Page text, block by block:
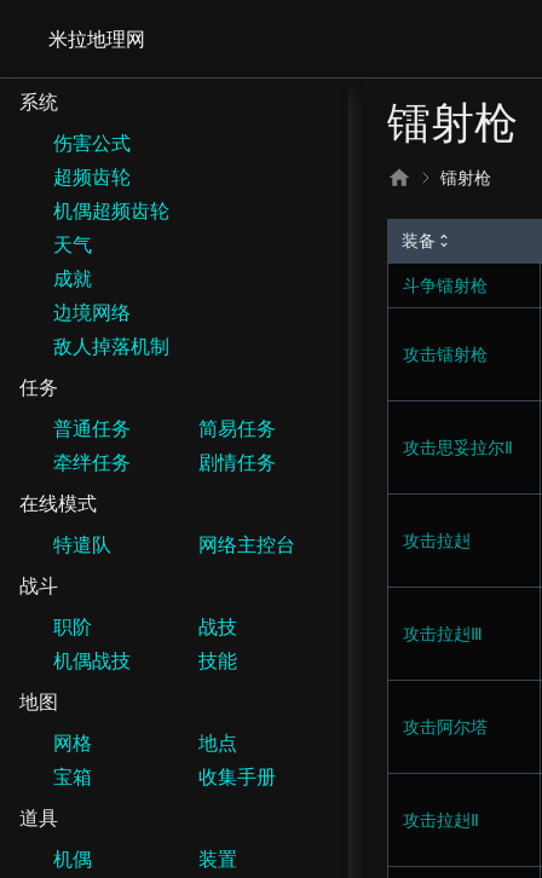
米拉地理网
系统
伤害公式
超频齿轮
机偶超频齿轮
天气
成就
边境网络
敌人掉落机制
任务
普通任务
简易任务
牵绊任务
剧情任务
在线模式
特遣队
网络主控台
战斗
职阶
战技
机偶战技
技能
地图
网格
地点
宝箱
收集手册
道具
机偶
装置
镭射枪
镭射枪
装备
斗争镭射枪
攻击镭射枪
攻击思妥拉尔Ⅱ
攻击拉赳
攻击拉赳Ⅲ
攻击阿尔塔
攻击拉赳Ⅱ